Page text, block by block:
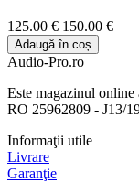
125.00 € 150.00 €
Adaugă în coș
Audio-Pro.ro
Este magazinul
RO 25962809 - J13/
Informaţii utile
Livrare
Garanţie